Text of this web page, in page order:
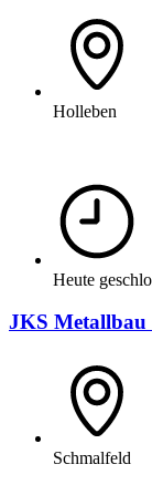
Holleben
Heute
JKS
Schmalfeld